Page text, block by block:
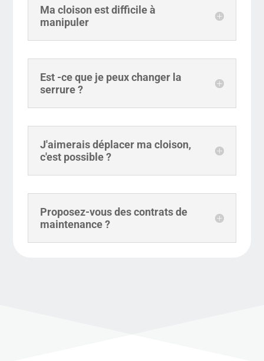
Ma cloison est difficile à
manipuler
Est -ce que je peux changer la
serrure ?
J'aimerais déplacer ma cloison,
c'est possible ?
Proposez-vous des contrats de
maintenance ?